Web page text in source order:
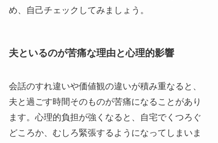
め、自己チェックしてみましょう。
夫といるのが苦痛な理由と心理的影響
会話のすれ違いや価値観の違いが積み重なると、
夫と過ごす時間そのものが苦痛になることがあり
ます。心理的負担が強くなると、自宅でくつろぐ
どころか、むしろ緊張するようになってしまいま